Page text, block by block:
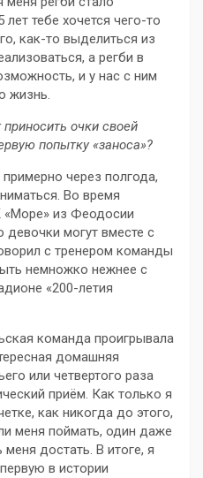
тебе хочется чего-то
как-то выделиться из
а регби в
и у нас с ним
жизнь.
очки своей
попытку «заноса»?
через полгода,
Во время
«Море» из Феодосии
девочки могут вместе с
с тренером команды
немножко нежнее с
«200-летия
команда проигрывала
домашняя
или четвертого раза
приём. Как только я
как никогда до этого,
меня поймать, один даже
достать. В итоге, я
в истории